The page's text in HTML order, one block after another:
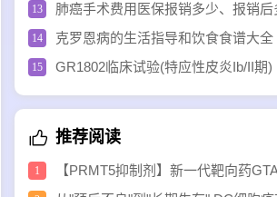
13 肺癌手术费用医保报销多少、报销
14 克罗恩病的生活指导和饮食食谱大全
15 GR1802临床试验(特应性皮炎Ib/II期)
推荐阅读
1
【PRMT5抑制剂】新一代靶向药